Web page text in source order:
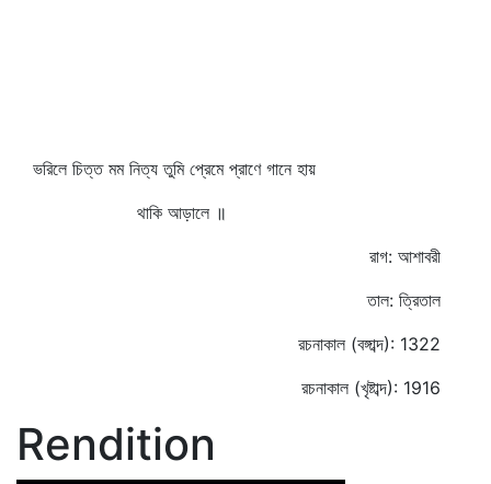
ভরিলে চিত্ত মম নিত্য তুমি প্রেমে প্রাণে গানে হায়
থাকি আড়ালে ॥
রাগ: আশাবরী
তাল: ত্রিতাল
রচনাকাল (বঙ্গাব্দ): 1322
রচনাকাল (খৃষ্টাব্দ): 1916
Rendition